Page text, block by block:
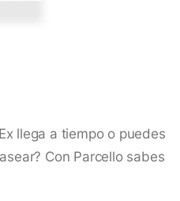
llega a tiempo o puedes
Con Parcello sabes